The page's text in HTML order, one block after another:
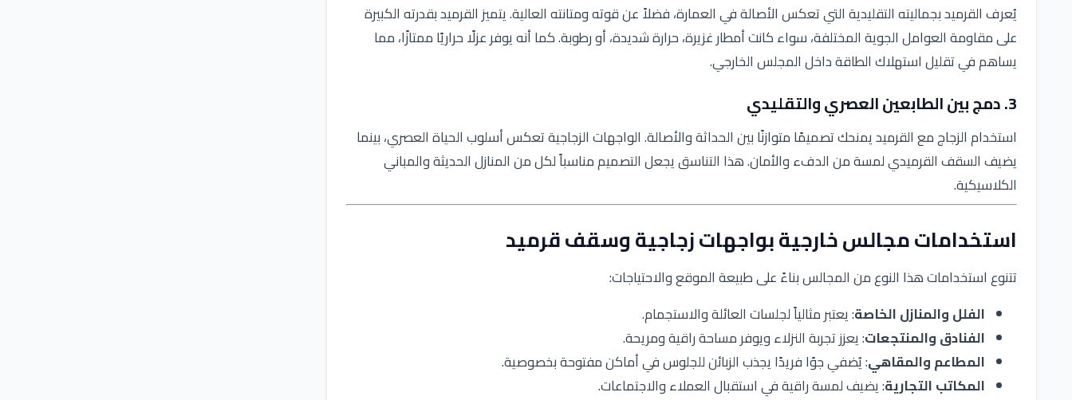
يُعرف القرميد بجماليته التقليدية التي تعكس الأصالة في العمارة، فضلاً عن قوته ومتانته العالية. يتميز القرميد بقدرته الكبيرة
على مقاومة العوامل الجوية المختلفة، سواء كانت أمطار غزيرة، حرارة شديدة، أو رطوبة. كما أنه يوفر عزلًا حراريًا ممتازًا، مما
يساهم في تقليل استهلاك الطاقة داخل المجلس الخارجي.
3. دمج بين الطابعين العصري والتقليدي
استخدام الزجاج مع القرميد يمنحك تصميمًا متوازنًا بين الحداثة والأصالة. الواجهات الزجاجية تعكس أسلوب الحياة العصري، بينما
يضيف السقف القرميدي لمسة من الدفء والأمان. هذا التناسق يجعل التصميم مناسباً لكل من المنازل الحديثة والمباني
الكلاسيكية.
استخدامات مجالس خارجية بواجهات زجاجية وسقف قرميد
تتنوع استخدامات هذا النوع من المجالس بناءً على طبيعة الموقع والاحتياجات:
الفلل والمنازل الخاصة: يعتبر مثالياً لجلسات العائلة والاستجمام.
الفنادق والمنتجعات: يعزز تجربة النزلاء ويوفر مساحة راقية ومريحة.
المطاعم والمقاهي: يُضفي جوًا فريدًا يجذب الزبائن للجلوس في أماكن مفتوحة بخصوصية.
المكاتب التجارية: يضيف لمسة راقية في استقبال العملاء والاجتماعات.